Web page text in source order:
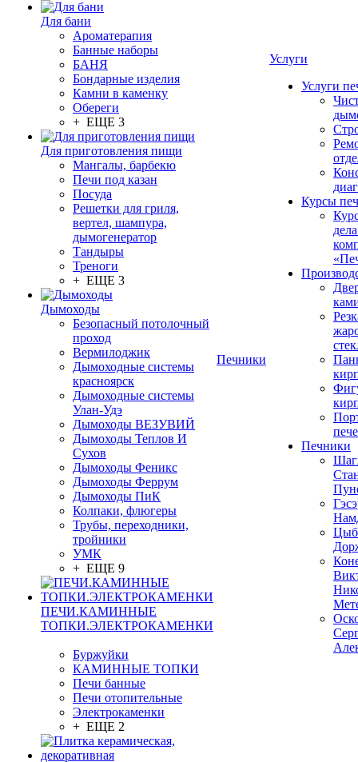
Для бани
Ароматерапия
Банные наборы
БАНЯ
Бондарные изделия
Камни в каменку
Обереги
+ ЕЩЕ 3
Для приготовления пищи
Мангалы, барбекю
Печи под казан
Посуда
Решетки для гриля,
вертел, шампура,
дымогенератор
Тандыры
Треноги
+ ЕЩЕ 3
Дымоходы
Безопасный потолочный
проход
Вермилоджик
Дымоходные системы
красноярск
Дымоходные системы
Улан-Удэ
Дымоходы ВЕЗУВИЙ
Дымоходы Теплов И
Сухов
Дымоходы Феникс
Дымоходы Феррум
Дымоходы ПиК
Колпаки, флюгеры
Трубы, переходники,
тройники
УМК
+ ЕЩЕ 9
ПЕЧИ.КАМИННЫЕ
ТОПКИ.ЭЛЕКТРОКАМЕНКИ
Буржуйки
КАМИННЫЕ ТОПКИ
Печи банные
Печи отопительные
Электрокаменки
+ ЕЩЕ 2
Печники
Услуги
Услуги
Курсы
Печники